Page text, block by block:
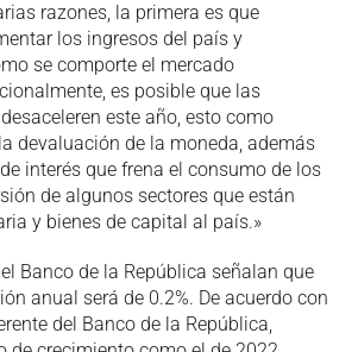
razones, la primera es que
los ingresos del país y
se comporte el mercado
es posible que las
este año, esto como
devaluación de la moneda, además
interés que frena el consumo de los
de algunos sectores que están
y bienes de capital al país.»
Banco de la República señalan que
anual será de 0.2%. De acuerdo con
del Banco de la República,